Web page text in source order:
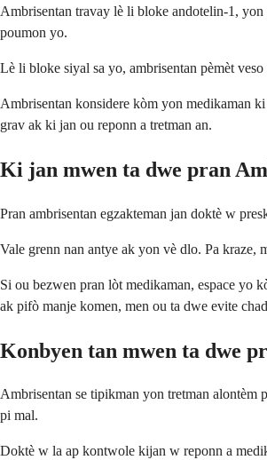
Ambrisentan travay lè li bloke andotelin-1,
poumon yo.
Lè li bloke siyal sa yo, ambrisentan pèmèt
Ambrisentan konsidere kòm yon medikaman
grav ak ki jan ou reponn a tretman an.
Ki jan mwen ta dwe pran
Pran ambrisentan egzakteman jan doktè w
Vale grenn nan antye ak yon vè dlo. Pa kraze,
Si ou bezwen pran lòt medikaman, espace yo
ak pifò manje komen, men ou ta dwe evite
Konbyen tan mwen ta dwe
Ambrisentan se tipikman yon tretman
pi mal.
Doktè w la ap kontwole kijan w reponn a